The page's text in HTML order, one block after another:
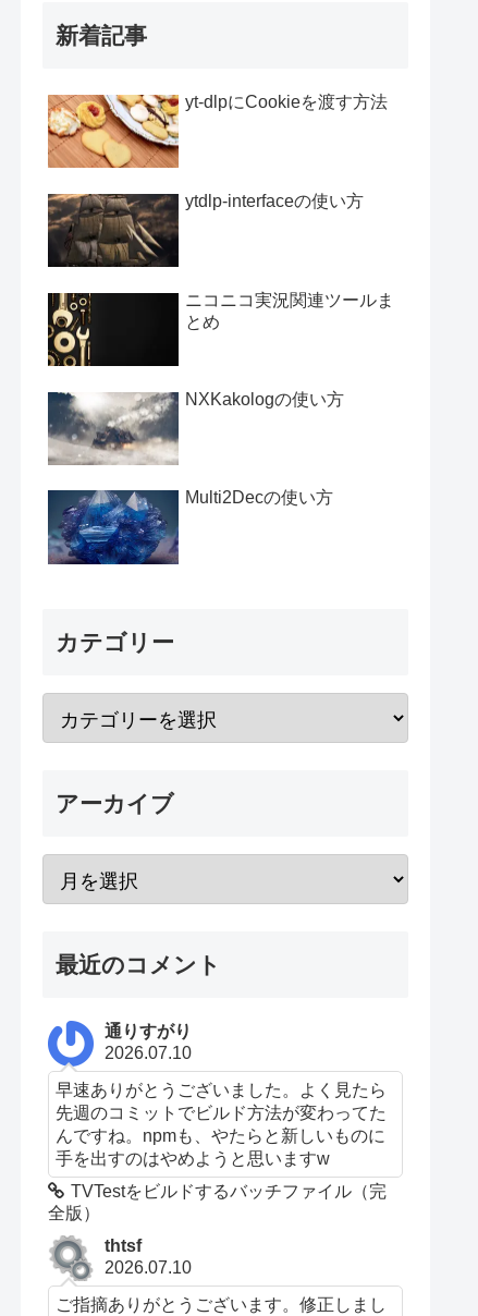
新着記事
yt-dlpにCookieを渡す方法
ytdlp-interfaceの使い方
ニコニコ実況関連ツールま
とめ
NXKakologの使い方
Multi2Decの使い方
カテゴリー
アーカイブ
最近のコメント
通りすがり
2026.07.10
早速ありがとうございました。よく見たら
先週のコミットでビルド方法が変わってた
んですね。npmも、やたらと新しいものに
手を出すのはやめようと思いますw
TVTestをビルドするバッチファイル（完
全版）
thtsf
2026.07.10
ご指摘ありがとうございます。修正しまし